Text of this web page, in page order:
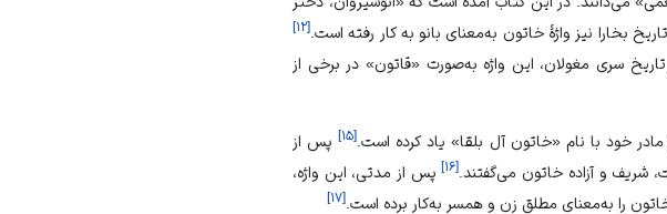
بخارا نیز واژهٔ خاتون به‌معنای بانو به کار رفته است.[۱۲]
سری مغولان، این واژه به‌صورت «قاتون» در برخی از
مادر خود با نام «خاتون آل بلقا» یاد کرده است.[۱۵]پس از
شریف و آزاده خاتون می‌گفتند.[۱۶]پس از مدتی، این واژه،
را به‌معنای مطلق زن و همسر به‌کار برده است.[۱۷]